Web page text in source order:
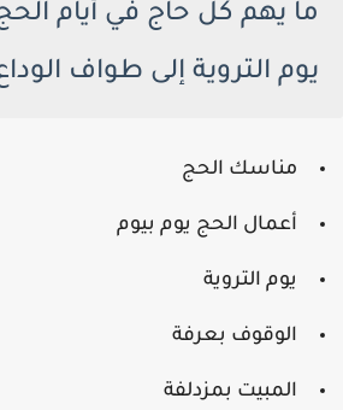
ما يهم كل حاج في أيام
يوم التروية إلى طواف الوداع
مناسك الحج
أعمال الحج يوم بيوم
يوم التروية
الوقوف بعرفة
المبيت بمزدلفة